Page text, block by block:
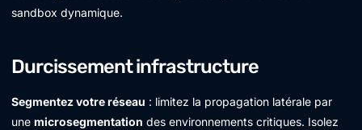
sandbox dynamique.
Durcissement infrastructure
Segmentez votre réseau : limitez la propagation latérale par
une microsegmentation des environnements critiques. Isolez